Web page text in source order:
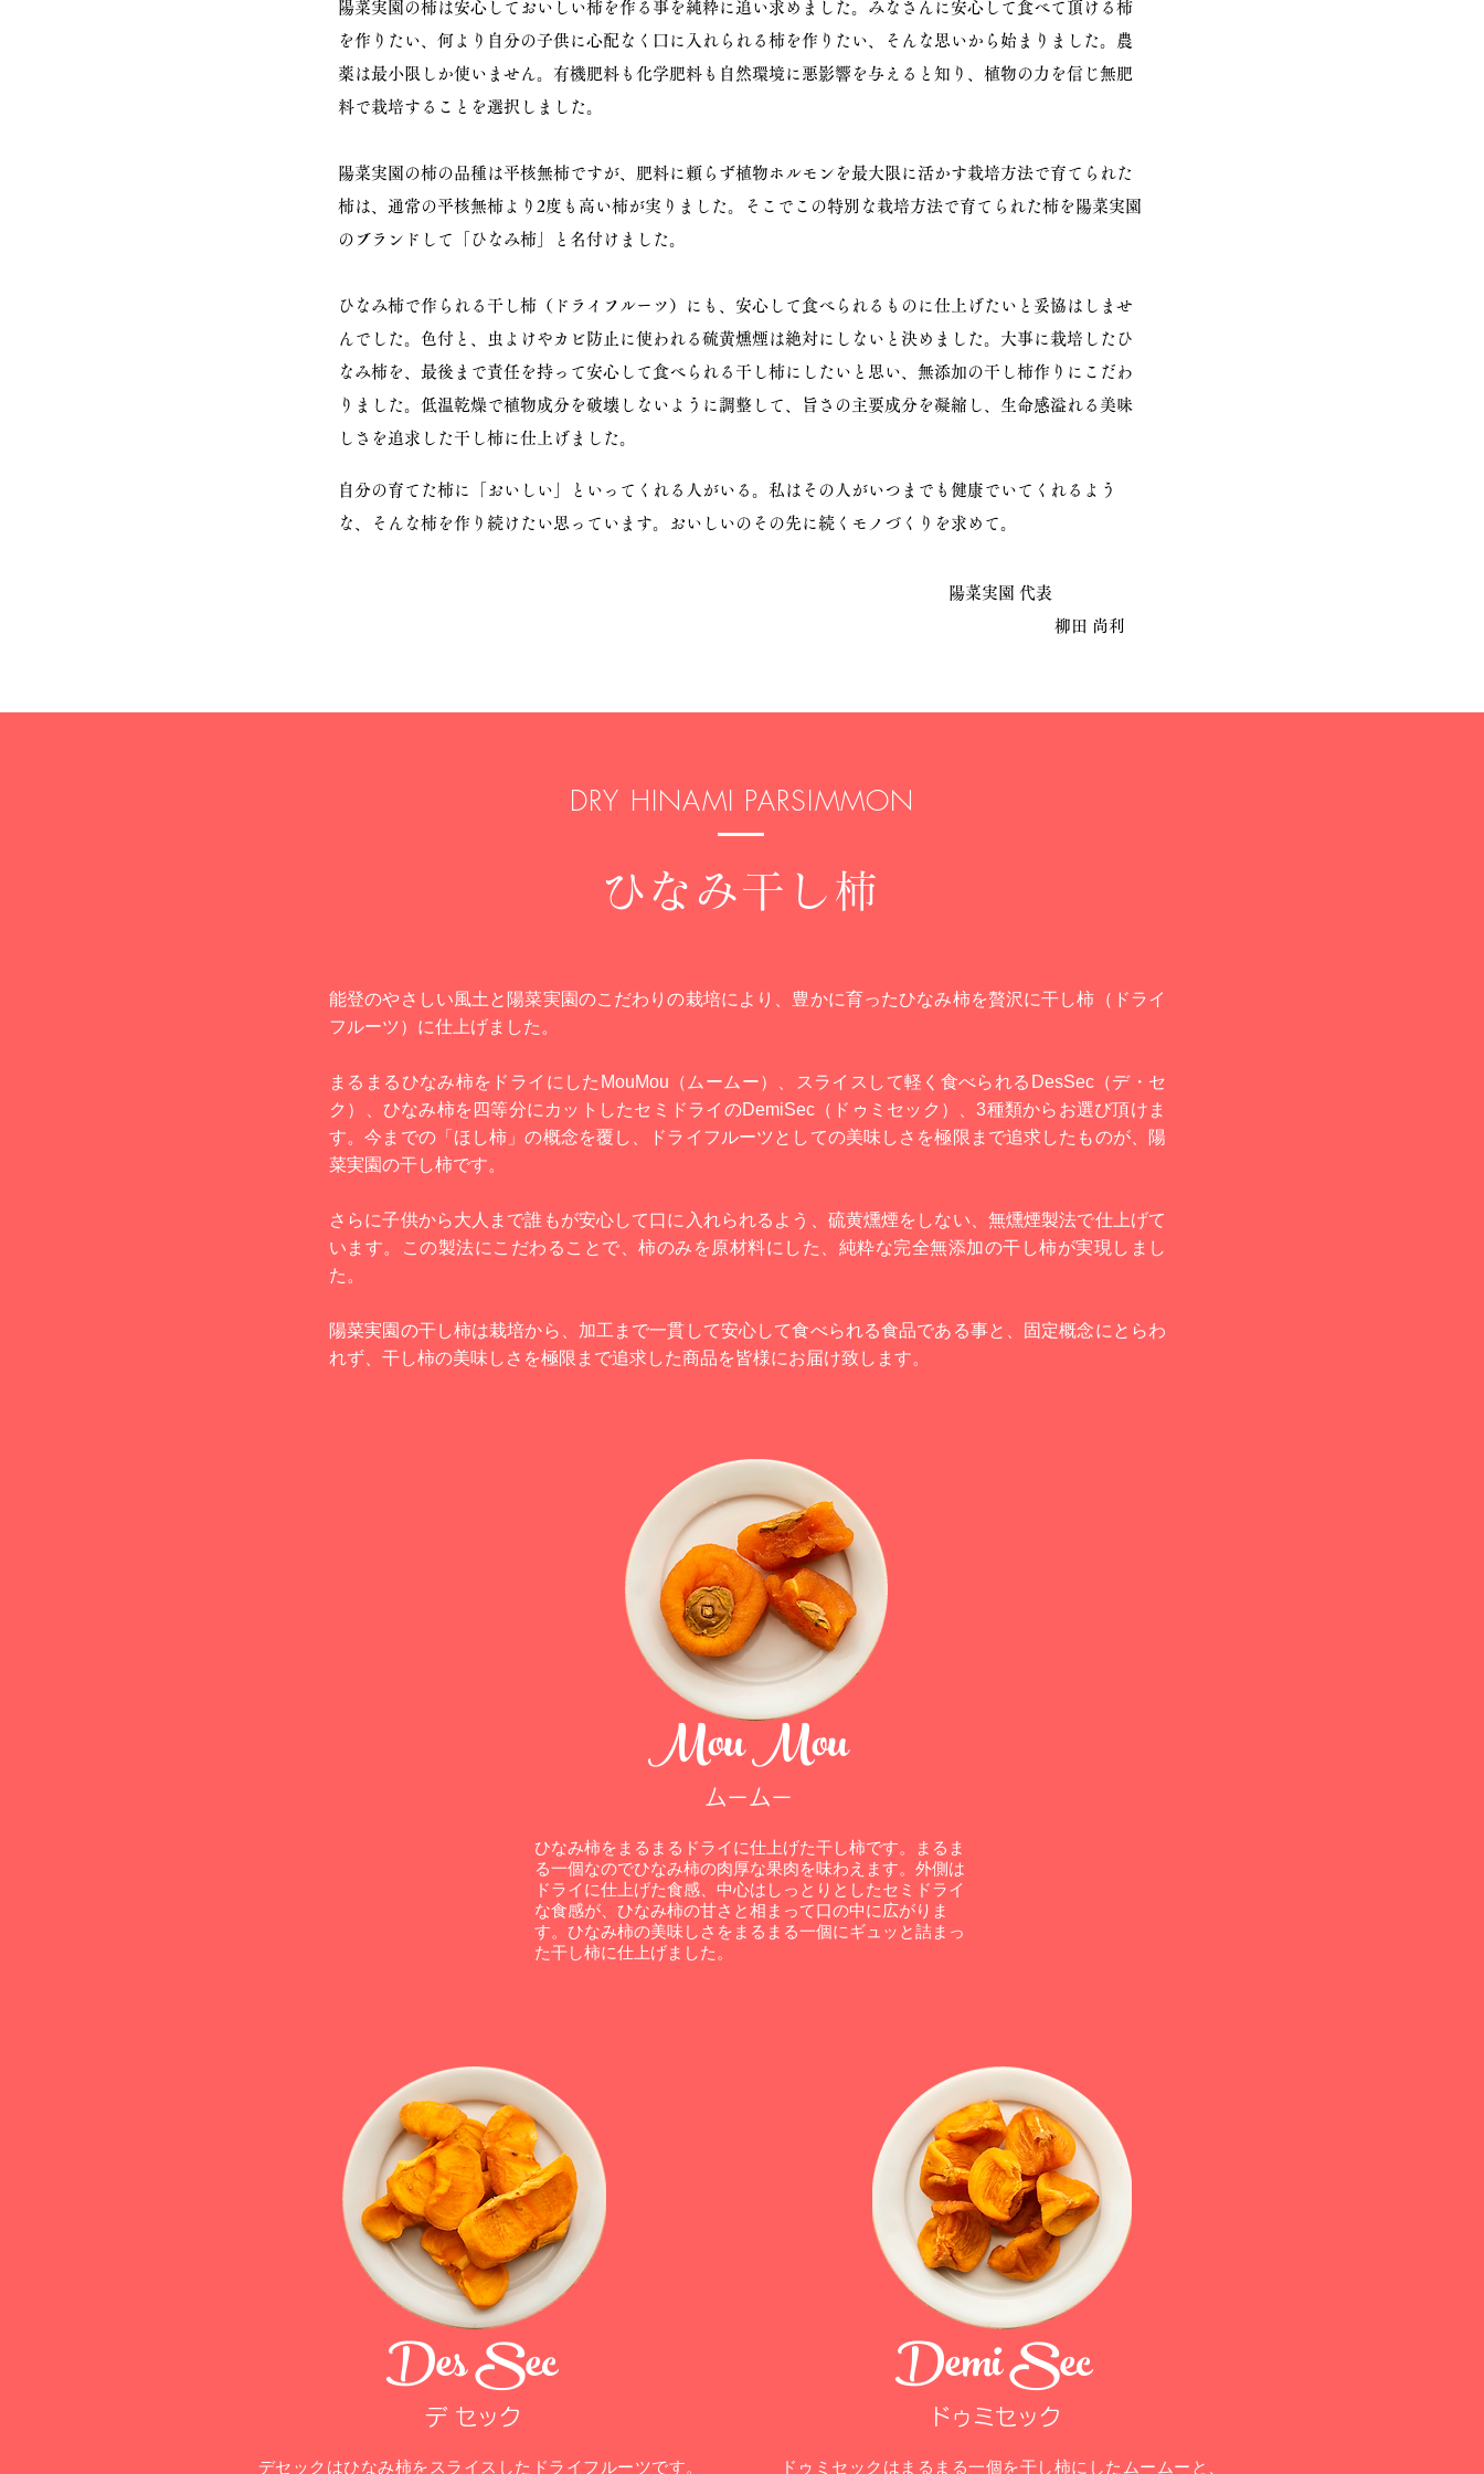
陽菜実園の柿は安心しておいしい柿を作る事を純粋に追い求めました。みなさんに安心して食べて頂ける柿
を作りたい、何より自分の子供に心配なく口に入れられる柿を作りたい、そんな思いから始まりました。農
薬は最小限しか使いません。有機肥料も化学肥料も自然環境に悪影響を与えると知り、植物の力を信じ無肥
料で栽培することを選択しました。
陽菜実園の柿の品種は平核無柿ですが、肥料に頼らず植物ホルモンを最大限に活かす栽培方法で育てられた
柿は、通常の平核無柿より2度も高い柿が実りました。そこでこの特別な栽培方法で育てられた柿を陽菜実園
のブランドして「ひなみ柿」と名付けました。
ひなみ柿で作られる干し柿（ドライフルーツ）にも、安心して食べられるものに仕上げたいと妥協はしませ
んでした。色付と、虫よけやカビ防止に使われる硫黄燻煙は絶対にしないと決めました。大事に栽培したひ
なみ柿を、最後まで責任を持って安心して食べられる干し柿にしたいと思い、無添加の干し柿作りにこだわ
りました。 ​低温乾燥で植物成分を破壊しないように調整して、旨さの主要成分を凝縮し、生命感溢れる美味
しさを追求した干し柿に仕上げました。
自分の育てた柿に「おいしい」といってくれる人がいる。私はその人がいつまでも健康でいてくれるよう
な、そんな柿を作り続けたい思っています。おいしいのその先に続くモノづくりを求めて。
​陽菜実園 代表
​柳田 尚利
DRY HINAMI PARSIMMON
ひなみ干し柿
能登のやさしい風土と陽菜実園のこだわりの栽培により、豊かに育ったひなみ柿を贅沢に干し柿（ドライ
フルーツ）に仕上げました。
まるまるひなみ柿をドライにしたMouMou（ムームー）、スライスして軽く食べられるDesSec（デ・セ
ク）、ひなみ柿を四等分にカットしたセミドライのDemiSec（ドゥミセック）、3種類からお選び頂けま
す。今までの「ほし柿」の概念を覆し、ドライフルーツとしての美味しさを極限まで追求したものが、陽
菜実園の干し柿です。
さらに子供から大人まで誰もが安心して口に入れられるよう、硫黄燻煙をしない、無燻煙製法で仕上げて
います。この製法にこだわることで、柿のみを原材料にした、純粋な完全無添加の干し柿が実現しまし
た。
陽菜実園の干し柿は栽培から、加工まで一貫して安心して食べられる食品である事と、固定概念にとらわ
れず、干し柿の美味しさを極限まで追求した商品を皆様にお届け致します。
Mou Mou
ムームー
ひなみ柿をまるまるドライに仕上げた干し柿です。まるま
る一個なのでひなみ柿の肉厚な果肉を味わえます。外側は
ドライに仕上げた食感、中心はしっとりとしたセミドライ
な食感が、ひなみ柿の甘さと相まって口の中に広がりま
す。ひなみ柿の美味しさをまるまる一個にギュッと詰まっ
た干し柿に仕上げました。
Des Sec
​デ セック
デセックはひなみ柿をスライスしたドライフルーツです。
Demi Sec
​ドゥミセック
ドゥミセックはまるまる一個を干し柿にしたムームーと、